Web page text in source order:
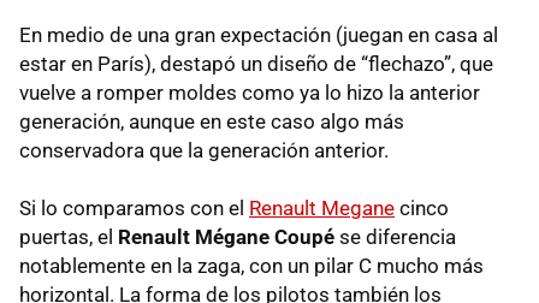
En medio de una gran expectación (juegan en casa al
estar en París), destapó un diseño de “flechazo”, que
vuelve a romper moldes como ya lo hizo la anterior
generación, aunque en este caso algo más
conservadora que la generación anterior.
Si lo comparamos con el Renault Megane cinco
puertas, el Renault Mégane Coupé se diferencia
notablemente en la zaga, con un pilar C mucho más
horizontal. La forma de los pilotos también los